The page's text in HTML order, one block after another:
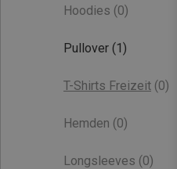
Hoodies (0)
Pullover (1)
T-Shirts Freizeit (0)
Hemden (0)
Longsleeves (0)